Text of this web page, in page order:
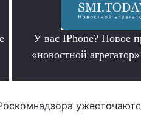
У вас IPhone? Новое
«новостной